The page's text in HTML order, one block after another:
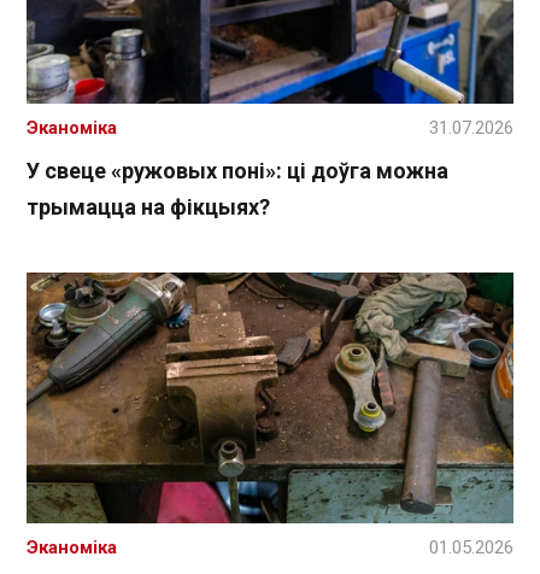
У свеце «ружовых поні»: ці доўга можна
трымацца на фікцыях?
Эканоміка 31.07.2026
Эканоміка 01.05.2026